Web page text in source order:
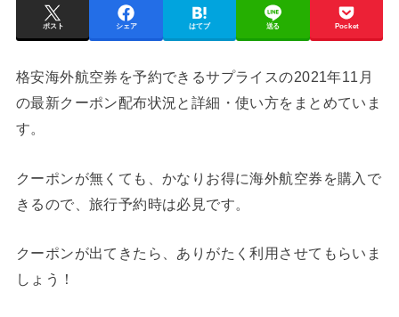
ポスト シェア はてブ 送る Pocket
格安海外航空券を予約できるサプライスの2021年11月
の最新クーポン配布状況と詳細・使い方をまとめていま
す。
クーポンが無くても、かなりお得に海外航空券を購入で
きるので、旅行予約時は必見です。
クーポンが出てきたら、ありがたく利用させてもらいま
しょう！